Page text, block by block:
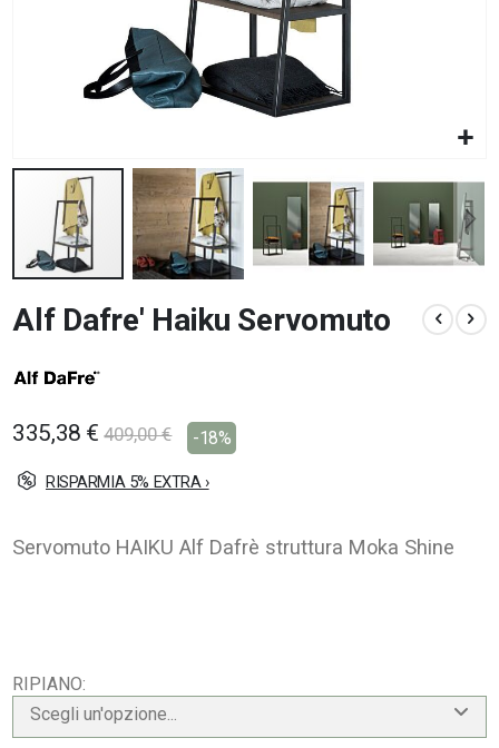
all'inizio
della
di
Alf Dafre' Haiku Servomuto
335,38 € 409,00 € -18%
RISPARMIA 5% EXTRA ›
Servomuto HAIKU Alf Dafrè struttura Moka Shine
RIPIANO
Scegli un'opzione...